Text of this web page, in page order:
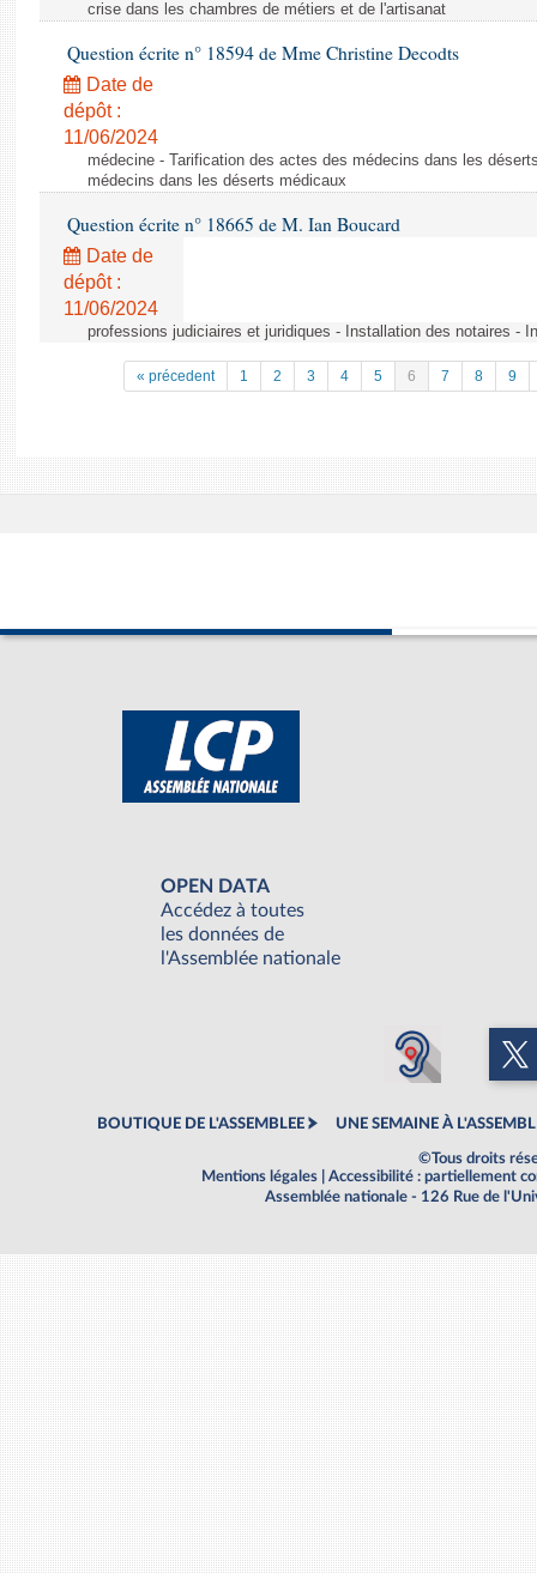
crise dans les chambres de métiers et de l'artisanat
Question écrite n° 18594 de Mme Christine Decodts
Date de
dépôt :
11/06/2024
médecine - Tarification des actes des médecins dans les
médecins dans les déserts médicaux
Question écrite n° 18665 de M. Ian Boucard
Date de
dépôt :
11/06/2024
professions judiciaires et juridiques - Installation des notaires -
« précedent 1 2 3 4 5 6 7 8 9
OPEN DATA
Accédez à toutes
les données de
l'Assemblée nationale
BOUTIQUE DE L'ASSEMBLEE UNE SEMAINE À
©Tous droits
Mentions légales
Accessibilité : partiellement
Assemblée nationale - 126 Rue de